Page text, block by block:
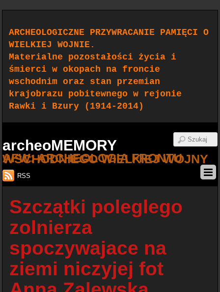
ARCHEOLOGICZNE PRZYWRACANIE PAMIĘCI O
WIELKIEJ WOJNIE.
Materialne pozostałości życia i
śmierci w okopach na froncie
wschodnim oraz stan przemian
krajobrazu pobitewnego w rejonie
Rawki i Bzury (1914-2014)
archeoMEMORY
AFW: ARCHEOLOGIA FRONTU WSCHODNIEGO WIELKIEJ WOJNY
RSS
Szczątki poleglego
zolnierza
spoczywajace na
ziemi niczyjej fot